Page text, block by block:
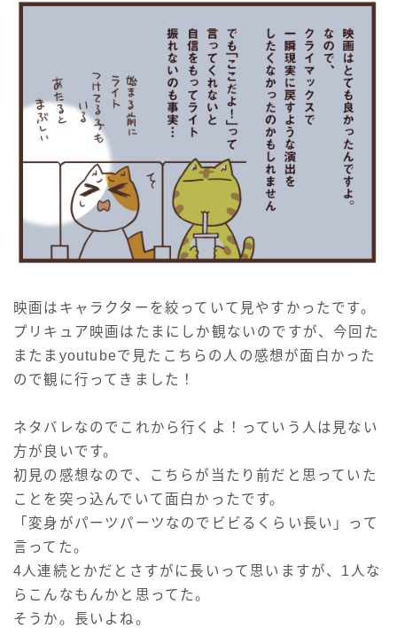
映画はキャラクターを絞っていて見やすかったです。
プリキュア映画はたまにしか観ないのですが、今回た
またまyoutubeで見たこちらの人の感想が面白かった
ので観に行ってきました！
ネタバレなのでこれから行くよ！っていう人は見ない
方が良いです。
初見の感想なので、こちらが当たり前だと思っていた
ことを突っ込んでいて面白かったです。
「変身がパーツパーツなのでビビるくらい長い」って
言ってた。
4人連続とかだとさすがに長いって思いますが、1人な
らこんなもんかと思ってた。
そうか。長いよね。